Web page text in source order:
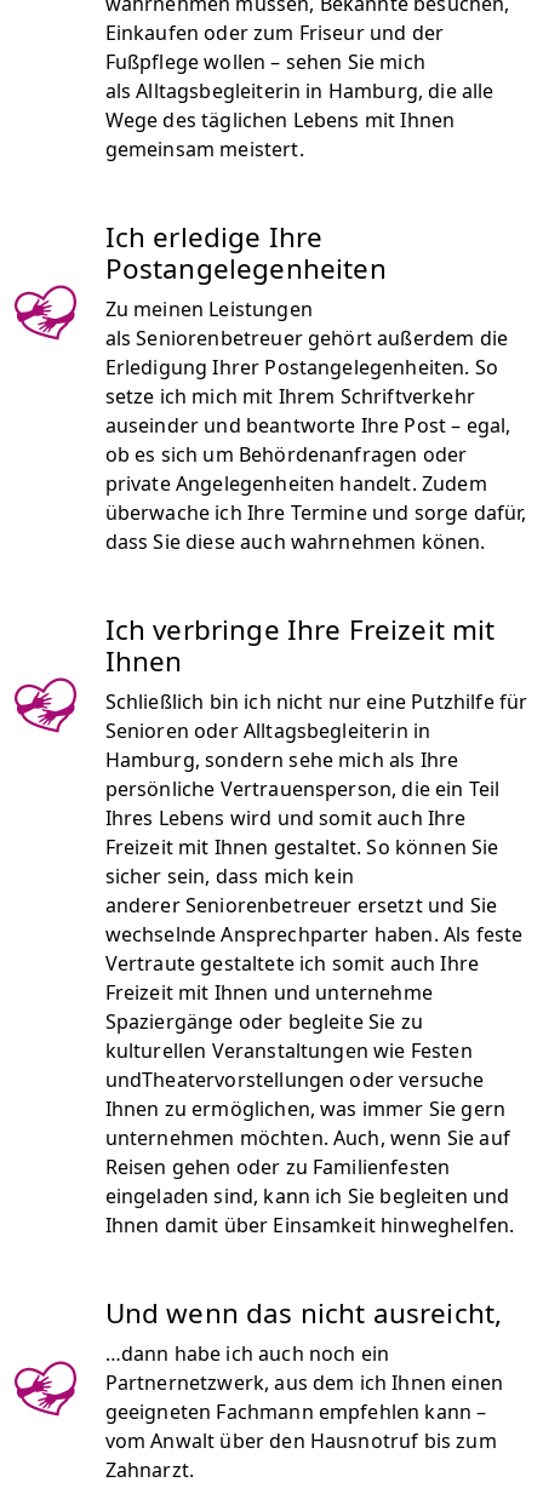
Einkaufen oder zum Friseur und der
Fußpflege wollen – sehen Sie mich
als Alltagsbegleiterin in Hamburg, die alle
Wege des täglichen Lebens mit Ihnen
gemeinsam meistert.
Ich erledige Ihre
Postangelegenheiten
Zu meinen Leistungen
als Seniorenbetreuer gehört außerdem die
Erledigung Ihrer Postangelegenheiten. So
setze ich mich mit Ihrem Schriftverkehr
auseinder und beantworte Ihre Post – egal,
ob es sich um Behördenanfragen oder
private Angelegenheiten handelt. Zudem
überwache ich Ihre Termine und sorge dafür,
dass Sie diese auch wahrnehmen könen.
Ich verbringe Ihre Freizeit mit
Ihnen
Schließlich bin ich nicht nur eine Putzhilfe für
Senioren oder Alltagsbegleiterin in
Hamburg, sondern sehe mich als Ihre
persönliche Vertrauensperson, die ein Teil
Ihres Lebens wird und somit auch Ihre
Freizeit mit Ihnen gestaltet. So können Sie
sicher sein, dass mich kein
anderer Seniorenbetreuer ersetzt und Sie
wechselnde Ansprechparter haben. Als feste
Vertraute gestaltete ich somit auch Ihre
Freizeit mit Ihnen und unternehme
Spaziergänge oder begleite Sie zu
kulturellen Veranstaltungen wie Festen
undTheatervorstellungen oder versuche
Ihnen zu ermöglichen, was immer Sie gern
unternehmen möchten. Auch, wenn Sie auf
Reisen gehen oder zu Familienfesten
eingeladen sind, kann ich Sie begleiten und
Ihnen damit über Einsamkeit hinweghelfen.
Und wenn das nicht ausreicht,
…dann habe ich auch noch ein
Partnernetzwerk, aus dem ich Ihnen einen
geeigneten Fachmann empfehlen kann –
vom Anwalt über den Hausnotruf bis zum
Zahnarzt.